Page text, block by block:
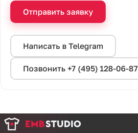
Отправить заявку
Написать в Telegram
Позвонить +7 (495) 128-06-87